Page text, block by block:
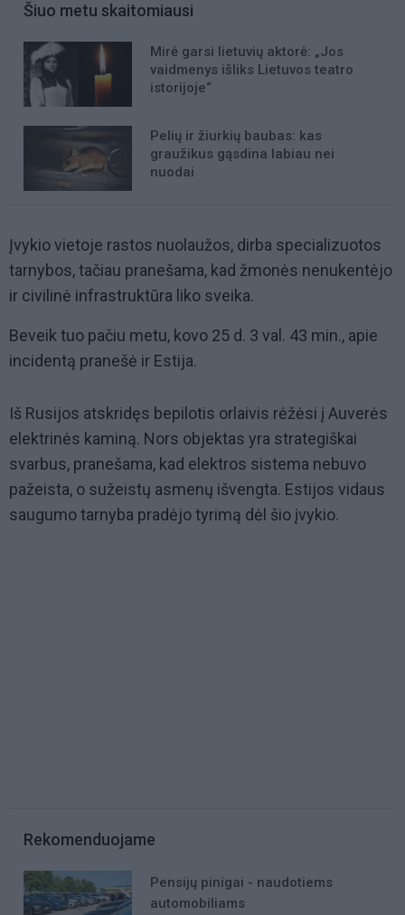
Šiuo metu skaitomiausi
Mirė garsi lietuvių aktorė: „Jos
vaidmenys išliks Lietuvos teatro
istorijoje“
Pelių ir žiurkių baubas: kas
graužikus gąsdina labiau nei
nuodai
Įvykio vietoje rastos nuolaužos, dirba specializuotos
tarnybos, tačiau pranešama, kad žmonės nenukentėjo
ir civilinė infrastruktūra liko sveika.
Beveik tuo pačiu metu, kovo 25 d. 3 val. 43 min., apie
incidentą pranešė ir Estija.
Iš Rusijos atskridęs bepilotis orlaivis rėžėsi į Auverės
elektrinės kaminą. Nors objektas yra strategiškai
svarbus, pranešama, kad elektros sistema nebuvo
pažeista, o sužeistų asmenų išvengta. Estijos vidaus
saugumo tarnyba pradėjo tyrimą dėl šio įvykio.
Rekomenduojame
Pensijų pinigai - naudotiems
automobiliams